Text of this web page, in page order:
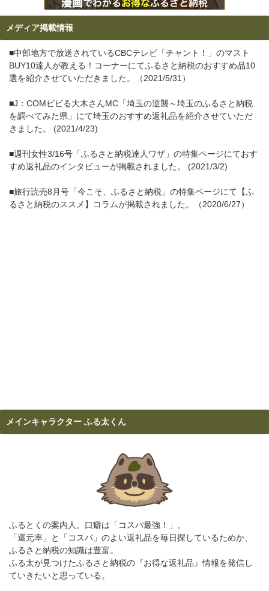
メディア掲載情報
■中部地方で放送されているCBCテレビ「チャント！」のマスト
BUY10達人が教える！コーナーにてふるさと納税のおすすめ品10
選を紹介させていただきました。（2021/5/31）
■J：COMビビる大木さんMC「埼玉の逆襲～埼玉のふるさと納税
を調べてみた県」にて埼玉のおすすめ返礼品を紹介させていただ
きました。 (2021/4/23)
■週刊女性3/16号「ふるさと納税達人ワザ」の特集ページにておす
すめ返礼品のインタビューが掲載されました。 (2021/3/2)
■旅行読売8月号「今こそ、ふるさと納税」の特集ページにて【ふ
るさと納税のススメ】コラムが掲載されました。（2020/6/27）
メインキャラクター ふる太くん
ふるとくの案内人。口癖は「コスパ最強！」。
「還元率」と「コスパ」のよい返礼品を毎日探しているためか、
ふるさと納税の知識は豊富。
ふる太が見つけたふるさと納税の『お得な返礼品』情報を発信し
ていきたいと思っている。